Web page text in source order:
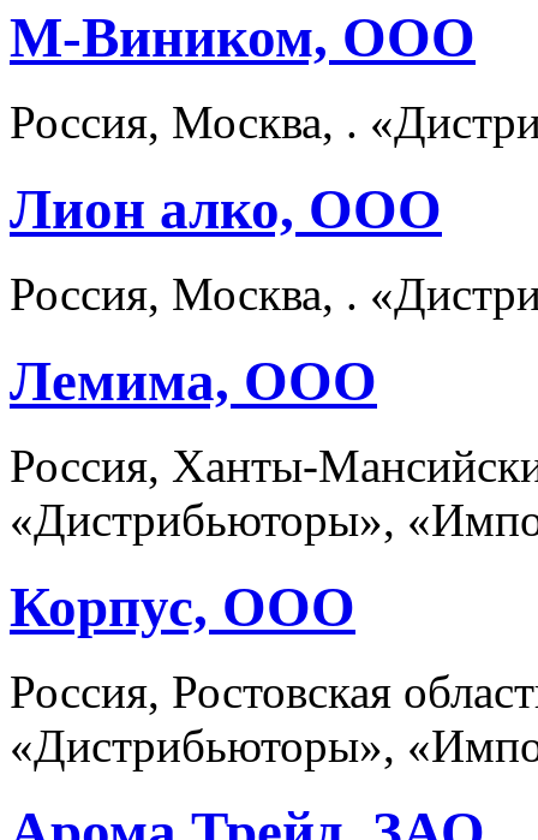
М-Виником, ООО
Россия, Москва, .
Лион алко, ООО
Россия, Москва, .
Лемима, ООО
Россия, Ханты-
«Дистрибьюторы»,
Корпус, ООО
Россия, Ростовская
«Дистрибьюторы»,